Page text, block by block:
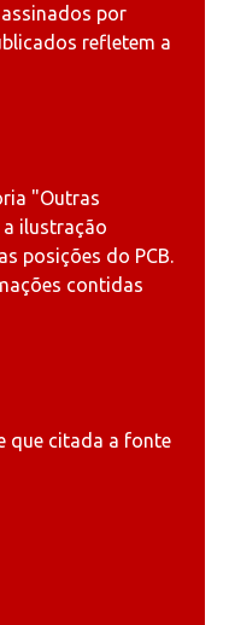
por
refletem a
"Outras
ilustração
posições do PCB.
contidas
que citada a fonte